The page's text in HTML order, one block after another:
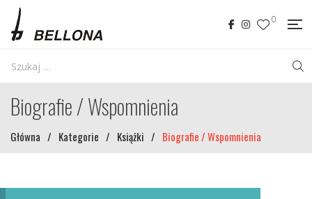
0
Biografie / Wspomnienia
Główna / Kategorie / Książki / Biografie / Wspomnienia